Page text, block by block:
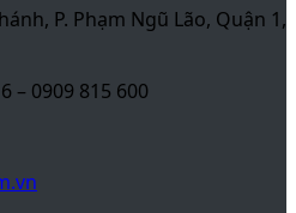
Xã Dĩ An, Tỉnh Bình Dương,